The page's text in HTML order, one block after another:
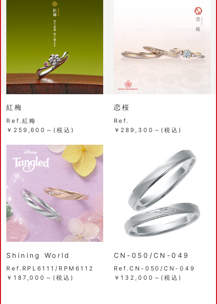
紅梅
Ref.紅梅
￥259,600～(税込)
恋桜
Ref.
￥289,300～(税込)
Shining World
Ref.RPL6111/RPM6112
￥187,000～(税込)
CN-050/CN-049
Ref.CN-050/CN-049
￥132,000～(税込)